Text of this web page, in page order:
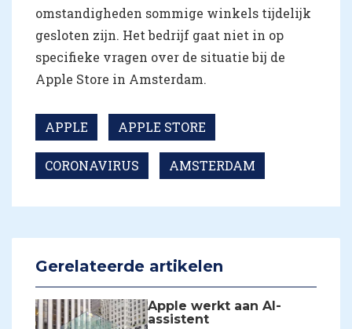
omstandigheden sommige winkels tijdelijk
gesloten zijn. Het bedrijf gaat niet in op
specifieke vragen over de situatie bij de
Apple Store in Amsterdam.
APPLE APPLE STORE
CORONAVIRUS AMSTERDAM
Gerelateerde artikelen
Apple werkt aan AI-
assistent